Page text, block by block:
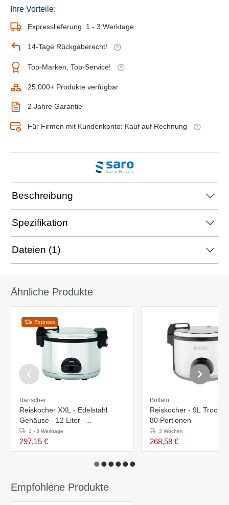
Ihre Vorteile:
Expresslieferung: 1 - 3 Werktage
14-Tage Rückgaberecht!
Top-Marken, Top-Service!
25.000+ Produkte verfügbar
2 Jahre Garantie
Für Firmen mit Kundenkonto: Kauf auf Rechnung
Beschreibung
Spezifikation
Dateien (1)
Ähnliche Produkte
Express
Bartscher
Reiskocher XXL - Edelstahl
Gehäuse - 12 Liter -
560x465x(h)400mm
1 - 3 Werktage
297,15 €
Buffalo
Reiskocher - 9L
80 Portionen
3 Wochen
268,58 €
Empfohlene Produkte